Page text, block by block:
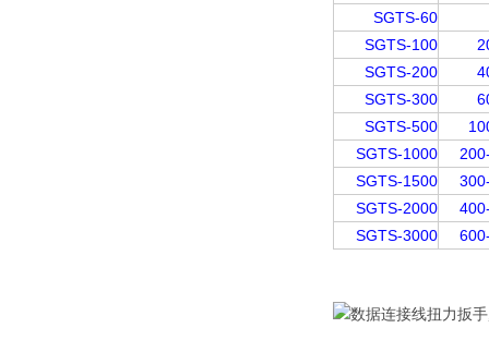
SGTS-60
SGTS-100
SGTS-200
SGTS-300
SGTS-500
SGTS-1000
SGTS-1500
SGTS-2000
SGTS-3000